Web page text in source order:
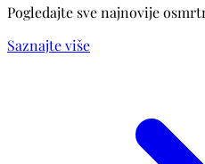
Pogledajte sve najnovije
Saznajte više